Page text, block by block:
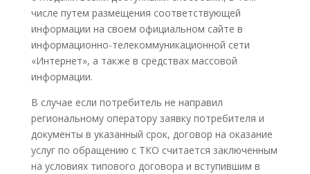
числе путем размещения соответствующей
информации на своем официальном сайте в
информационно-телекоммуникационной сети
«Интернет», а также в средствах массовой
информации.
В случае если потребитель не направил
региональному оператору заявку потребителя и
документы в указанный срок, договор на оказание
услуг по обращению с ТКО считается заключенным
на условиях типового договора и вступившим в